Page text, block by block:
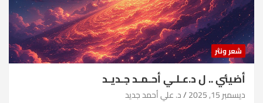
شعر ونثر
أضيئي .. ل د.عـلـي أحـمـد جـديـد
ديسمبر 15, 2025 د. علي أحمد جديد